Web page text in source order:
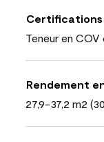
Teneur en
Rendement
27,9-37,2 m2